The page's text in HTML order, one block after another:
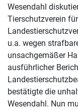
Wesendahl
Tierschutzverein
u.a. wegen
unsachgemäßer
ausführlicher
bestätigte die
Wesendahl. Nun